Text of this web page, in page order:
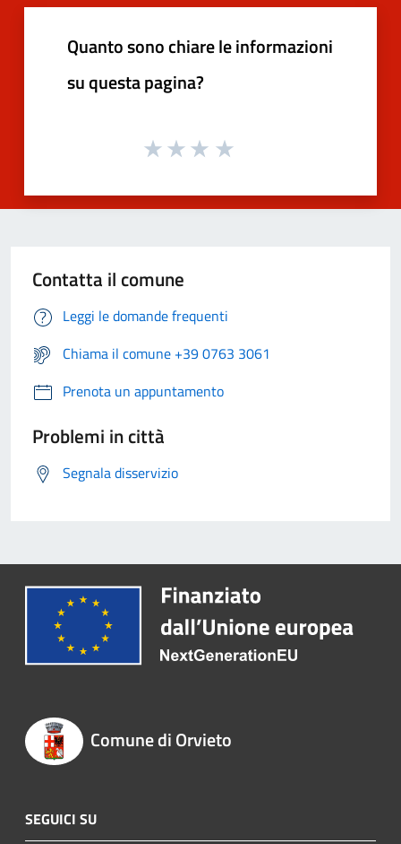
Quanto sono chiare le informazioni
su questa pagina?
Contatta il comune
Leggi le domande frequenti
Chiama il comune +39 0763 3061
Prenota un appuntamento
Problemi in città
Segnala disservizio
Comune di Orvieto
SEGUICI SU